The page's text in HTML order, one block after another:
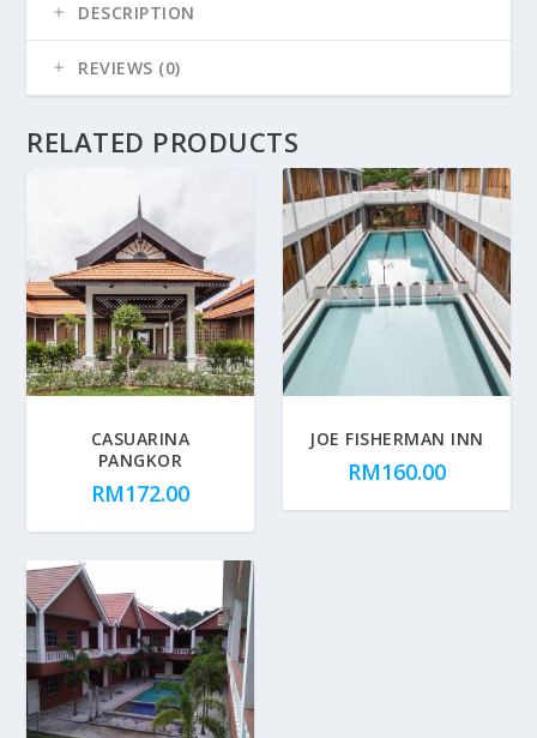
DESCRIPTION
REVIEWS (0)
RELATED PRODUCTS
CASUARINA
PANGKOR
RM172.00
JOE FISHERMAN INN
RM160.00